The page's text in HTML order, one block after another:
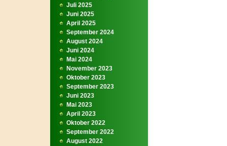
Juli 2025
Juni 2025
April 2025
September 2024
August 2024
Juni 2024
Mai 2024
November 2023
Oktober 2023
September 2023
Juni 2023
Mai 2023
April 2023
Oktober 2022
September 2022
August 2022